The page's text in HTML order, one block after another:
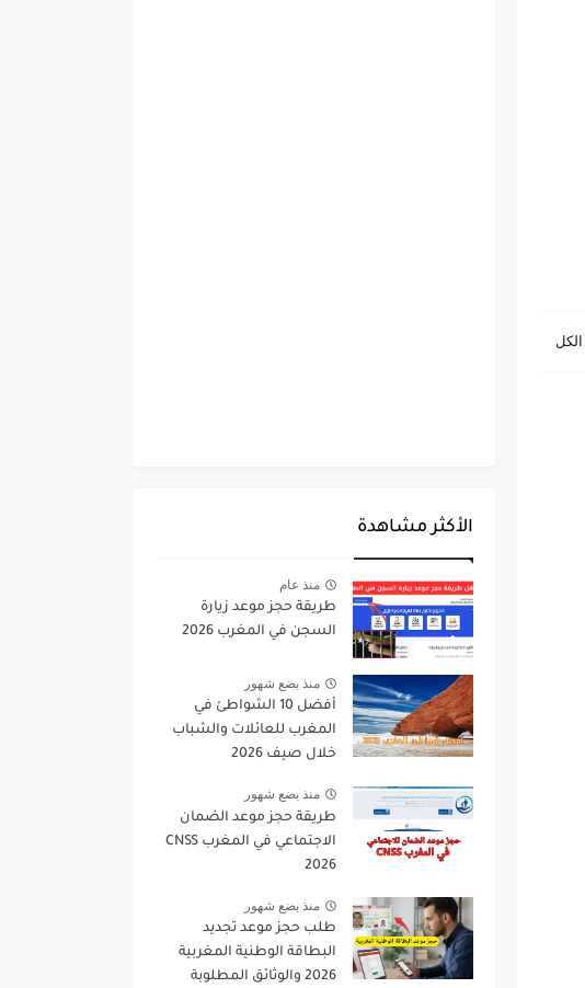
الأكثر مشاهدة
منذ عام
طريقة حجز موعد زيارة
السجن في المغرب 2026
منذ بضع شهور
أفضل 10 الشواطئ في
المغرب للعائلات والشباب
خلال صيف 2026
منذ بضع شهور
طريقة حجز موعد الضمان
الاجتماعي في المغرب CNSS
2026
منذ بضع شهور
طلب حجز موعد تجديد
البطاقة الوطنية المغربية
2026 والوثائق المطلوبة